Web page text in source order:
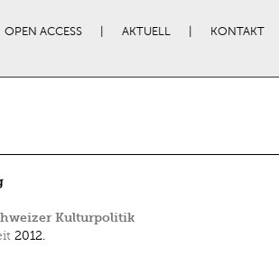
OPEN ACCESS AKTUELL KONTAKT
Kulturpolitik
2012.